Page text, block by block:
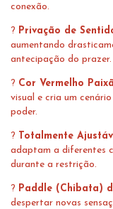
conexão.
? Privação de
aumentando
antecipação do prazer.
? Cor Vermelho
visual e cria um
poder.
? Totalmente
adaptam a diferentes
durante a restrição.
? Paddle (Chibata)
despertar novas